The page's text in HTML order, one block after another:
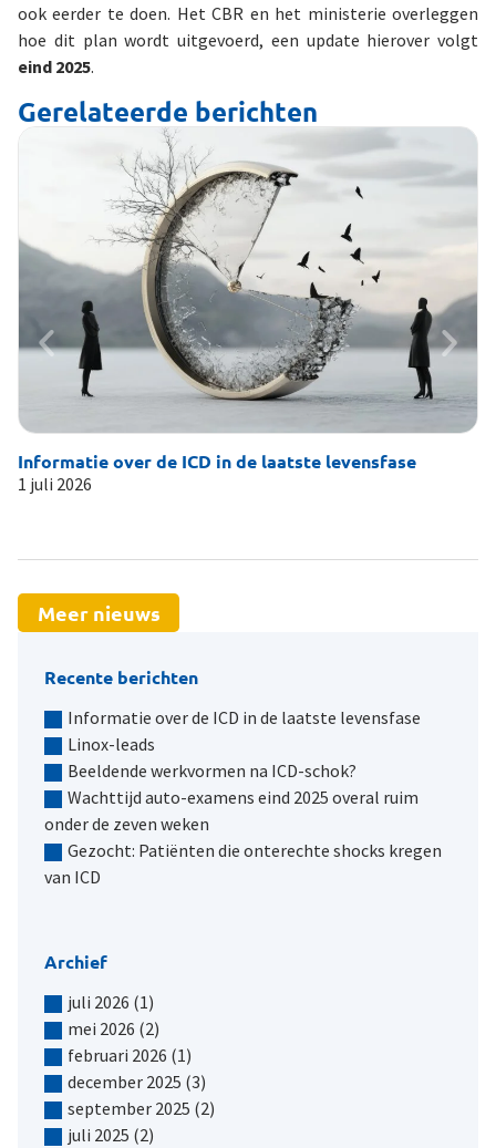
Recente berichten
Informatie over de ICD in de laatste levensfase
Linox-leads
Beeldende werkvormen na ICD-schok?
Wachttijd auto-examens eind 2025 overal ruim
onder de zeven weken
Gezocht: Patiënten die onterechte shocks kregen
van ICD
Archief
juli 2026 (1)
mei 2026 (2)
februari 2026 (1)
december 2025 (3)
september 2025 (2)
juli 2025 (2)
ook eerder te doen. Het CBR en het ministerie overleggen
hoe dit plan wordt uitgevoerd, een update hierover volgt
eind 2025.
Gerelateerde berichten
Informatie over de ICD in de laatste levensfase
1 juli 2026
Meer nieuws